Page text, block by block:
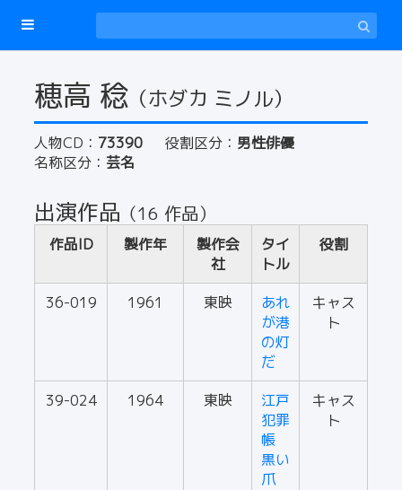
穂高 稔 （ホダカ ミノル）
人物CD： 73390 役割区分： 男性俳優
名称区分： 芸名
出演作品 （16 作品）
作品ID 製作年
製作会
社
タイ
トル
役割
36-019 1961 東映
あれ
が港
の灯
だ
キャス
ト
39-024 1964 東映
江戸
犯罪
帳
黒い
爪
キャス
ト